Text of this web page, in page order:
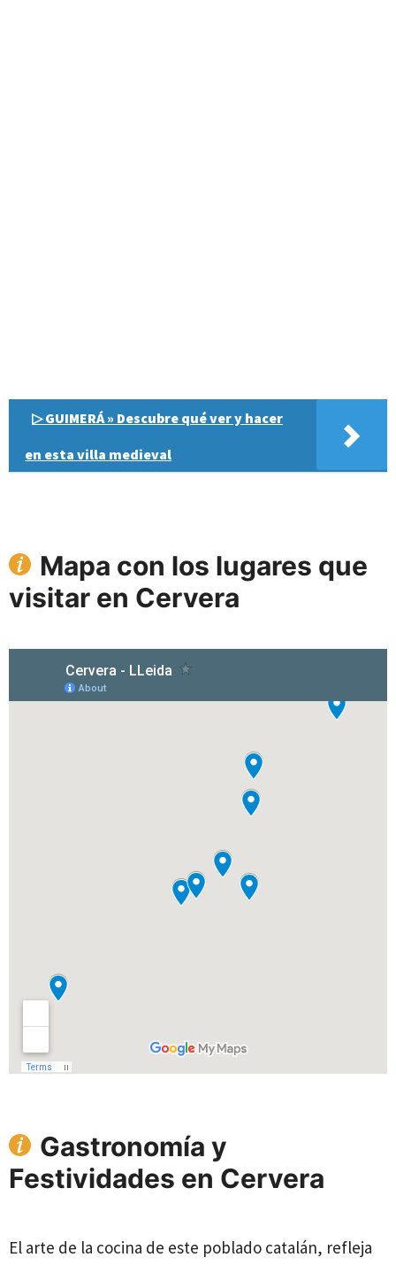
▷ GUIMERÁ » Descubre qué ver y hacer
en esta villa medieval
Mapa con los lugares que
visitar en Cervera
Gastronomía y
Festividades en Cervera
El arte de la cocina de este poblado catalán, refleja